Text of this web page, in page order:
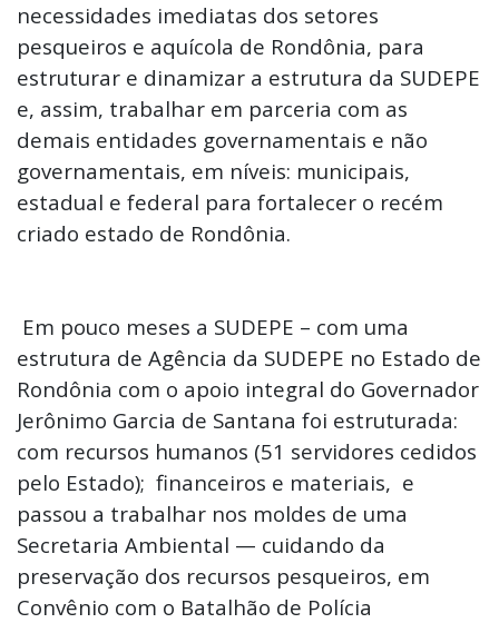
necessidades imediatas dos setores
pesqueiros e aquícola de Rondônia, para
estruturar e dinamizar a estrutura da SUDEPE
e, assim, trabalhar em parceria com as
demais entidades governamentais e não
governamentais, em níveis: municipais,
estadual e federal para fortalecer o recém
criado estado de Rondônia.
Em pouco meses a SUDEPE – com uma
estrutura de Agência da SUDEPE no Estado de
Rondônia com o apoio integral do Governador
Jerônimo Garcia de Santana foi estruturada:
com recursos humanos (51 servidores cedidos
pelo Estado); financeiros e materiais, e
passou a trabalhar nos moldes de uma
Secretaria Ambiental — cuidando da
preservação dos recursos pesqueiros, em
Convênio com o Batalhão de Polícia